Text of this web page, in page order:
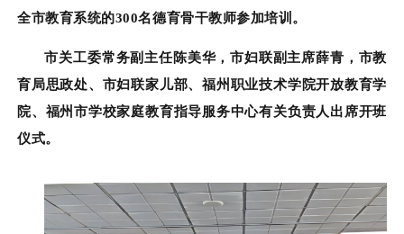
全市教育系统的300名德育骨干教师参加培训。
市关工委常务副主任陈美华，市妇联副主席薛青，市教
育局思政处、 市妇联家儿部、福州职业技术学院开放教育学
院、福州市学校家庭教育指导服务中心有关负责人出席开班
仪式。